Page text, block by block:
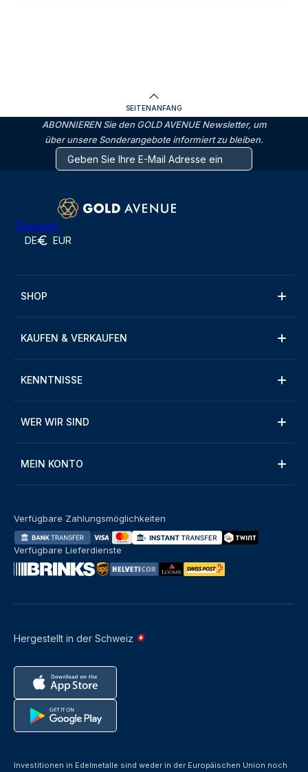
SEITENANFANG
ABONNIEREN Sie den GOLD AVENUE Newsletter, um
über unsere Sonderangebote informiert zu bleiben.
Trustpilot
DE EUR
SHOP
KAUFEN & VERKAUFEN
KENNTNISSE
WER WIR SIND
MEIN KONTO
Hergestellt in der Schweiz
Verfügbare Zahlungsmöglichkeiten
Verfügbare Lieferdienste
Investitionen in Edelmetalle sind weder in der Europäischen Union noch